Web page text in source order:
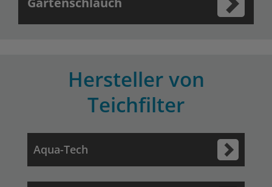
Hersteller von
Teichfilter
Aqua-Tech